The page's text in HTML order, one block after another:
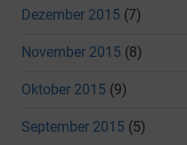
Dezember 2015 (7)
November 2015 (8)
Oktober 2015 (9)
September 2015 (5)